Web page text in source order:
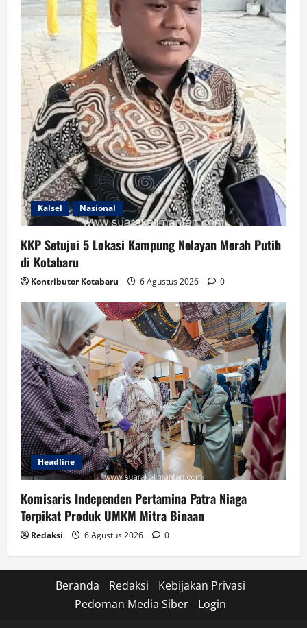
Kalsel Nasional
KKP Setujui 5 Lokasi Kampung Nelayan Merah Putih
di Kotabaru
Kontributor Kotabaru 6 Agustus 2026 0
Headline
Komisaris Independen Pertamina Patra Niaga
Terpikat Produk UMKM Mitra Binaan
Redaksi 6 Agustus 2026 0
Beranda Redaksi
Kebijakan Privasi
Pedoman Media Siber
Login